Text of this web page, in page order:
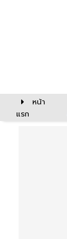
หน้า
แรก